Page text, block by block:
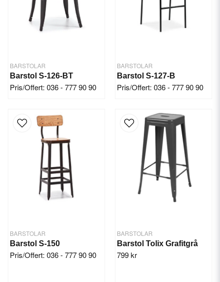
BARSTOLAR
Barstol S-126-BT
Pris/Offert: 036 - 777 90 90
BARSTOLAR
Barstol S-127-B
Pris/Offert: 036 - 777 90 90
BARSTOLAR
Barstol S-150
Pris/Offert: 036 - 777 90 90
BARSTOLAR
Barstol Tolix Grafitgrå
799 kr